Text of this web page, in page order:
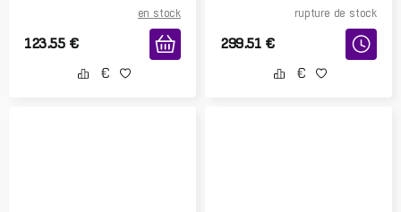
en stock
123.55 €
rupture de stock
299.51 €